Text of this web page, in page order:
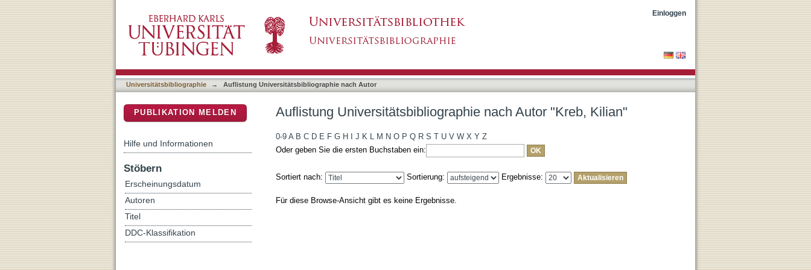
Einloggen
Universitätsbibliographie → Auflistung Universitätsbibliographie nach Autor
Auflistung Universitätsbibliographie nach Autor "Kreb, Kilian"
0-9 A B C D E F G H J K L M N O P Q R S T U V W X Y Z
Oder geben Sie die ersten Buchstaben ein:
Sortiert nach: Sortierung: Ergebnisse:
Für diese Browse-Ansicht gibt es keine Ergebnisse.
PUBLIKATION MELDEN
Hilfe und Informationen
Stöbern
Erscheinungsdatum
Autoren
Titel
DDC-Klassifikation